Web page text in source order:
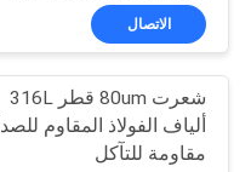
معلومات
عنا
جولة
ميكرومتر
الاتصال
شعرت 80um قطر 316L
ألياف الفولاذ المقاوم للصدأ
مقاومة للتآكل